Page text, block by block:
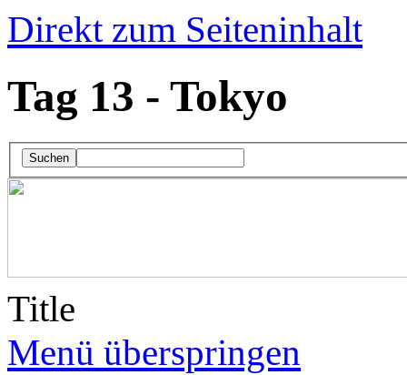
Direkt zum Seiteninhalt
Tag 13 - Tokyo
Suchen
Title
Menü überspringen